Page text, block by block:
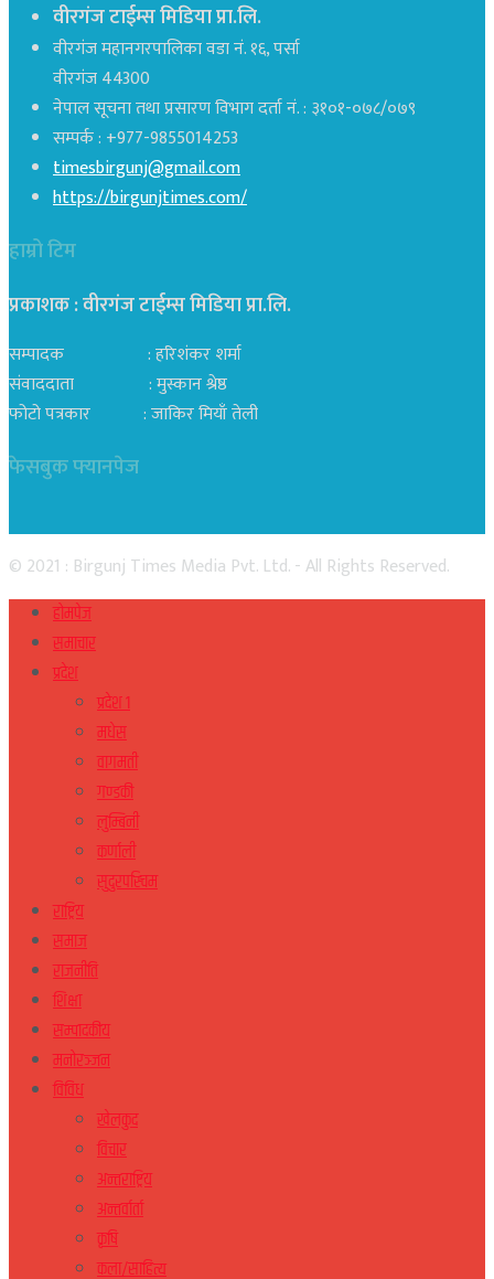
वीरगंज टाईम्स मिडिया प्रा.लि.
वीरगंज महानगरपालिका वडा नं. १६, पर्सा
वीरगंज 44300
नेपाल सूचना तथा प्रसारण विभाग दर्ता नं. : ३१०१-०७८/०७९
सम्पर्क : +977-9855014253
timesbirgunj@gmail.com
https://birgunjtimes.com/
हाम्रो टिम
प्रकाशक : वीरगंज टाईम्स मिडिया प्रा‍.लि.
सम्पादक : हरिशंकर शर्मा
संवाददाता : मुस्कान श्रेष्ठ
फोटो पत्रकार : जाकिर मियाँ तेली
फेसबुक फ्यानपेज
© 2021 : Birgunj Times Media Pvt. Ltd. - All Rights Reserved.
होमपेज
समाचार
प्रदेश
प्रदेश १
मधेस
वागमती
गण्डकी
लुम्बिनी
कर्णाली
सुदुरपस्चिम
राष्ट्रिय
समाज
राजनीति
शिक्षा
सम्पादकीय
मनोरञ्जन
विविध
खेलकुद
विचार
अन्तराष्ट्रिय
अन्तर्वार्ता
कृषि
कला/साहित्य